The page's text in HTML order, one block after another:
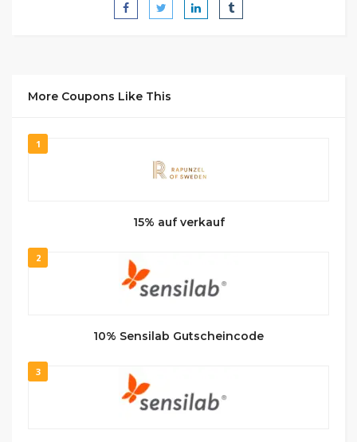
More Coupons Like This
1
15% auf verkauf
2
10% Sensilab Gutscheincode
3